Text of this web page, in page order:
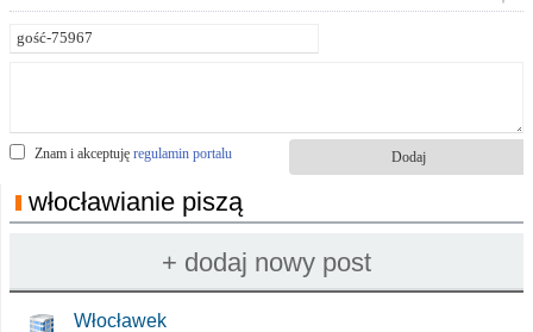
Znam i akceptuję regulamin portalu
włocławianie piszą
Włocławek